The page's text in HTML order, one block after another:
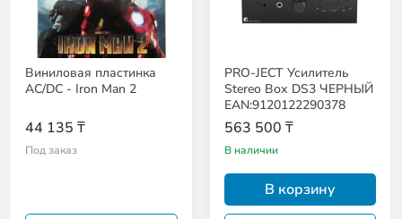
Виниловая пластинка
AC/DC - Iron Man 2
44 135 ₸
Под заказ
PRO-JECT Усилитель
Stereo Вох DS3 ЧЕРНЫЙ
EAN:9120122290378
563 500 ₸
В наличии
В корзину